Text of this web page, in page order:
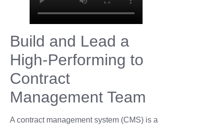
Build and Lead a
High-Performing to
Contract
Management Team
A contract management system (CMS) is a